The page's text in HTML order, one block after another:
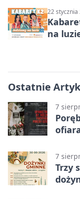
22 stycznia
na
Ostatnie
7
7
Trzy